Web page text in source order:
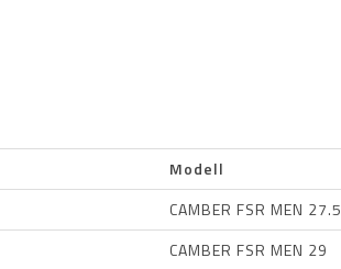
Modell
CAMBER FSR MEN 27.5
CAMBER FSR MEN 29